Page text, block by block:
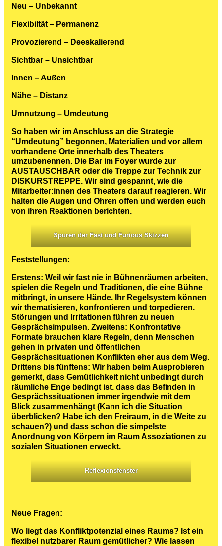
Neu – Unbekannt
Flexibiltät – Permanenz
Provozierend – Deeskalierend
Sichtbar – Unsichtbar
Innen – Außen
Nähe – Distanz
Umnutzung – Umdeutung
So haben wir im Anschluss an die Strategie
“Umdeutung” begonnen, Materialien und vor allem
vorhandene Orte innerhalb des Theaters
umzubenennen. Die Bar im Foyer wurde zur
AUSTAUSCHBAR oder die Treppe zur Technik zur
DISKURSTREPPE. Wir sind gespannt, wie die
Mitarbeiter:innen des Theaters darauf reagieren. Wir
halten die Augen und Ohren offen und werden euch
von ihren Reaktionen berichten.
Spuren der Fast und Furious Skizzen
Feststellungen:
Erstens: Weil wir fast nie in Bühnenräumen arbeiten,
spielen die Regeln und Traditionen, die eine Bühne
mitbringt, in unsere Hände. Ihr Regelsystem können
wir thematisieren, konfrontieren und torpedieren.
Störungen und Irritationen führen zu neuen
Gesprächsimpulsen. Zweitens: Konfrontative
Formate brauchen klare Regeln, denn Menschen
gehen in privaten und öffentlichen
Gesprächssituationen Konflikten eher aus dem Weg.
Drittens bis fünftens: Wir haben beim Ausprobieren
gemerkt, dass Gemütlichkeit nicht unbedingt durch
räumliche Enge bedingt ist, dass das Befinden in
Gesprächssituationen immer irgendwie mit dem
Blick zusammenhängt (Kann ich die Situation
überblicken? Habe ich den Freiraum, in die Weite zu
schauen?) und dass schon die simpelste
Anordnung von Körpern im Raum Assoziationen zu
sozialen Situationen erweckt.
Reflexionsfenster
Neue Fragen:
Wo liegt das Konfliktpotenzial eines Raums? Ist ein
flexibel nutzbarer Raum gemütlicher? Wie lassen